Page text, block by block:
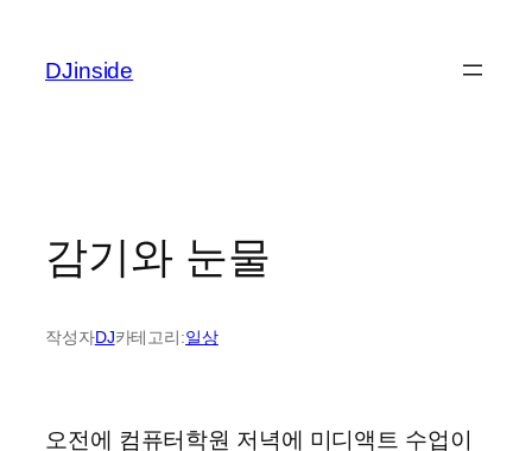
DJinside
감기와 눈물
작성자DJ카테고리:일상
오전에 컴퓨터학원 저녁에 미디액트 수업이